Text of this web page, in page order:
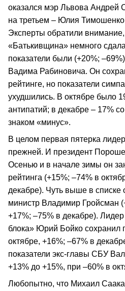
оказался мэр Львова Андрей
на третьем – Юлия Тимошенко
Эксперты обратили
«Батькивщина» немного
показатели были (+20%;
Вадима Рабиновича. Он
рейтинге, но показатели
ухудшились. В октябре было
антипатий; в декабре – 17%
знаком «минус».
В целом первая пятерка
прежней. И президент
Осенью и в начале зимы он
рейтинга (+15%; –74% в
декабре). Чуть выше в списке
министр Владимир Гройсман
+17%; –75% в декабре).
блока» Юрий Бойко сохранил
октябре, +16%; –67% в
показатели экс-главы СБУ
+13% до +15%, при –60% в
Любопытно, что Михаил